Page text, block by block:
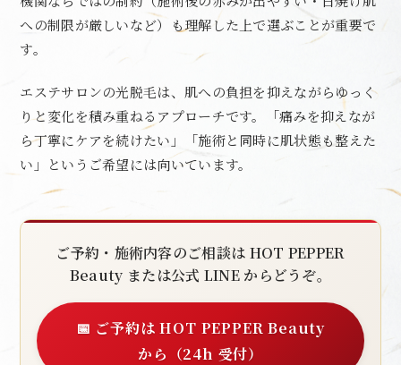
への制限が厳しいなど）も理解した上で選ぶことが重要で
す。
エステサロンの光脱毛は、肌への負担を抑えながらゆっく
りと変化を積み重ねるアプローチです。「痛みを抑えなが
ら丁寧にケアを続けたい」「施術と同時に肌状態も整えた
い」というご希望には向いています。
ご予約・施術内容のご相談は HOT PEPPER
Beauty または公式 LINE からどうぞ。
📅 ご予約は HOT PEPPER Beauty
から（24h 受付）